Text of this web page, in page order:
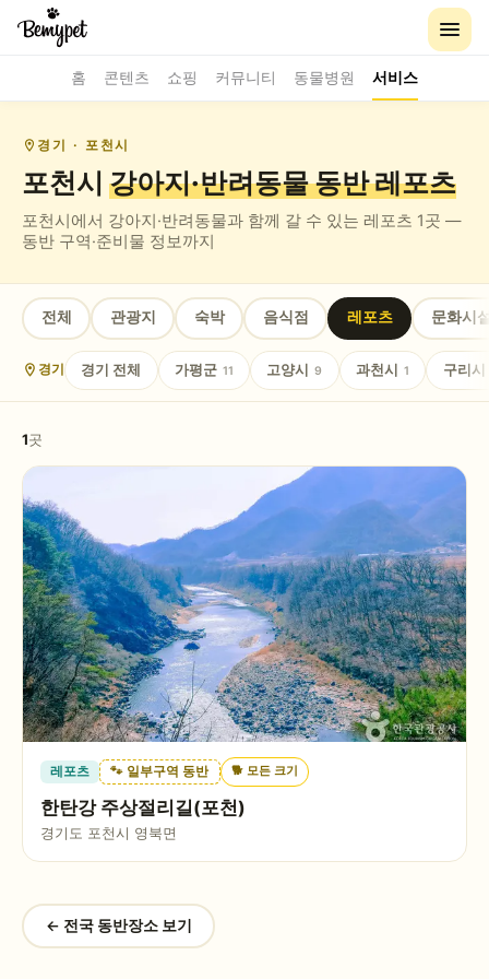
홈 콘텐츠 쇼핑 커뮤니티 동물병원 서비스
경기 · 포천시
포천시 강아지·반려동물 동반레포츠
포천시에서 강아지·반려동물과 함께 갈 수 있는 레포츠 1곳 —
동반 구역·준비물 정보까지
전체 관광지 숙박 음식점 레포츠 문화시
경기 경기 전체 가평군 11 고양시 9 과천시 1 구리시
1곳
레포츠 🐾 일부구역 동반 🐕 모든 크기
한탄강 주상절리길(포천)
경기도 포천시 영북면
← 전국 동반장소 보기